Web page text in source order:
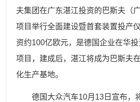
夫集团在广东湛江投资的巴斯夫（
项目举行全面建设暨首套装置投产
资约100亿欧元，是德国企业在华
项目，建成后，湛江将成为巴斯夫
化生产基地。
德国大众汽车10月13日宣布，